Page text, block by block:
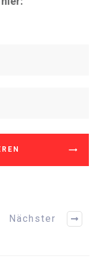
Nächster